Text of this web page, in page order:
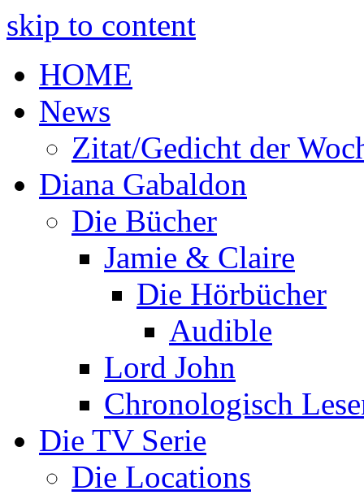
skip to content
HOME
News
Zitat/Gedicht der
Diana Gabaldon
Die Bücher
Jamie & Claire
Die Hörbücher
Audible
Lord John
Chronologisch
Die TV Serie
Die Locations